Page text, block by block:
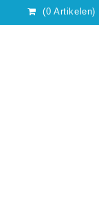
(0 Artikelen)